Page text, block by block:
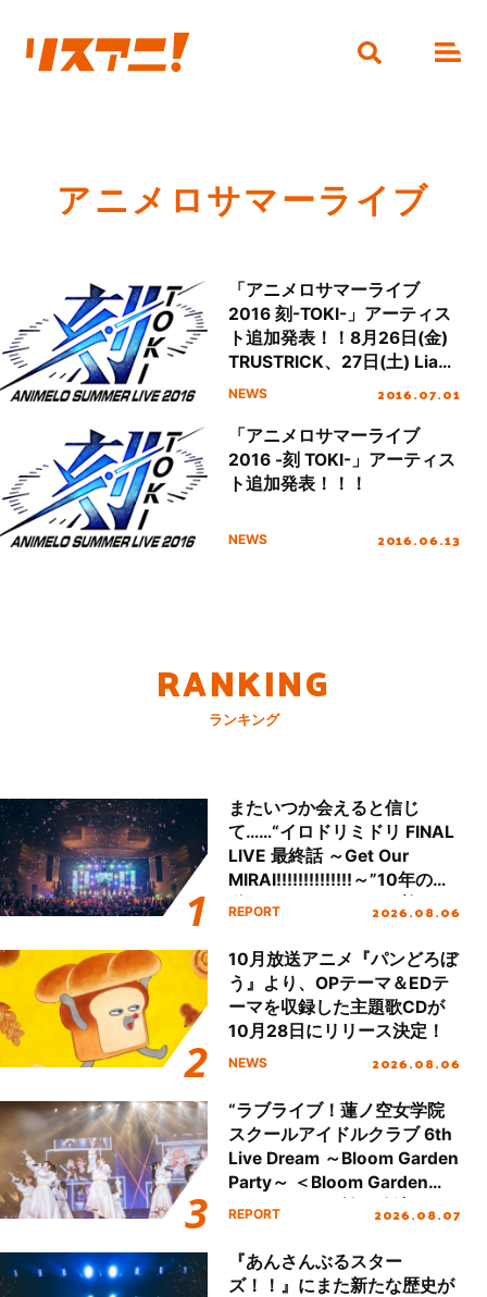
アニメロサマーライブ
「アニメロサマーライブ
2016 刻-TOKI-」アーティス
ト追加発表！！8月26日(金)
TRUSTRICK、27日(土) Lia、
28(日) batta が出演決定！！
マ×ぴあチケット先行第2弾を
受付開始！
NEWS 2016.07.01
「アニメロサマーライブ
2016 -刻 TOKI-」アーティス
ト追加発表！！！
NEWS 2016.06.13
RANKING
ランキング
またいつか会えると信じ
て……“イロドリミドリ FINAL
LIVE 最終話 ～Get Our
MIRAI!!!!!!!!!!!!!!～”10年の活
動を経てファイナルを迎える
REPORT 2026.08.06
10月放送アニメ『パンどろぼ
う』より、OPテーマ＆EDテ
ーマを収録した主題歌CDが
10月28日にリリース決定！
NEWS 2026.08.06
“ラブライブ！蓮ノ空女学院
スクールアイドルクラブ 6th
Live Dream ～Bloom Garden
Party～ ＜Bloom Garden
Party Stage／埼玉公演＞”
REPORT 2026.08.07
『あんさんぶるスター
ズ！！』にまた新たな歴史が